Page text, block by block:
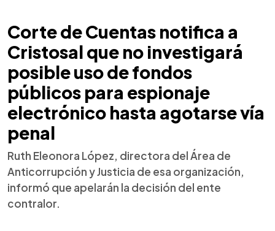
Corte de Cuentas notifica a
Cristosal que no investigará
posible uso de fondos
públicos para espionaje
electrónico hasta agotarse vía
penal
Ruth Eleonora López, directora del Área de
Anticorrupción y Justicia de esa organización,
informó que apelarán la decisión del ente
contralor.